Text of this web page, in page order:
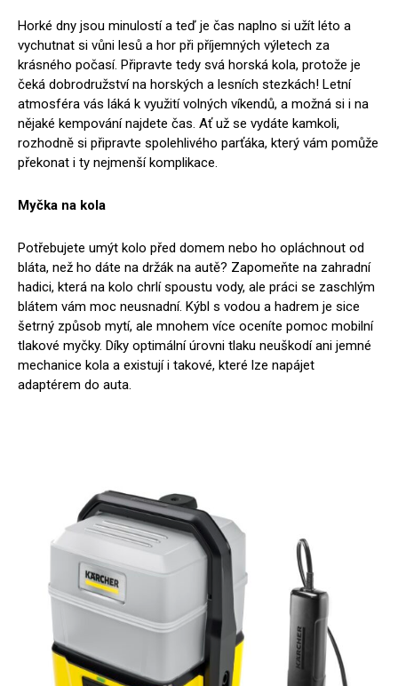
Horké dny jsou minulostí a teď je čas naplno si užít léto a
vychutnat si vůni lesů a hor při příjemných výletech za
krásného počasí. Připravte tedy svá horská kola, protože je
čeká dobrodružství na horských a lesních stezkách! Letní
atmosféra vás láká k využití volných víkendů, a možná si i na
nějaké kempování najdete čas. Ať už se vydáte kamkoli,
rozhodně si připravte spolehlivého parťáka, který vám pomůže
překonat i ty nejmenší komplikace.
Myčka na kola
Potřebujete umýt kolo před domem nebo ho opláchnout od
bláta, než ho dáte na držák na autě? Zapomeňte na zahradní
hadici, která na kolo chrlí spoustu vody, ale práci se zaschlým
blátem vám moc neusnadní. Kýbl s vodou a hadrem je sice
šetrný způsob mytí, ale mnohem více oceníte pomoc mobilní
tlakové myčky. Díky optimální úrovni tlaku neuškodí ani jemné
mechanice kola a existují i takové, které lze napájet
adaptérem do auta.